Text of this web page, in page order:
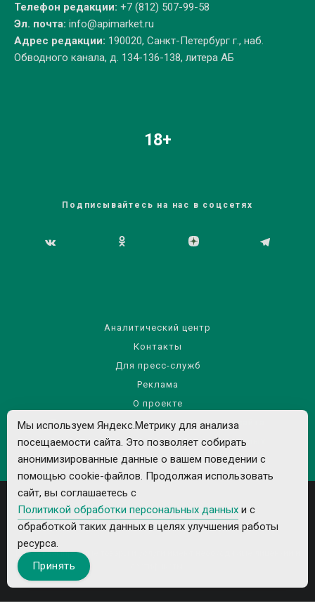
Телефон редакции: +7 (812) 507-99-58
Эл. почта: info@apimarket.ru
Адрес редакции: 190020, Санкт-Петербург г., наб.
Обводного канала, д. 134-136-138, литера АБ
18+
Подписывайтесь на нас в соцсетях
Аналитический центр
Контакты
Для пресс-служб
Реклама
О проекте
Правила использования материалов сайта
Политика обработки персональных данных
Все рекламируемые товары и услуги имеют необходимые лицензии и
Мы используем Яндекс.Метрику для анализа
посещаемости сайта. Это позволяет собирать
анонимизированные данные о вашем поведении с
помощью cookie-файлов. Продолжая использовать
сайт, вы соглашаетесь с
Политикой обработки персональных данных и с
обработкой таких данных в целях улучшения работы
ресурса.
Принять